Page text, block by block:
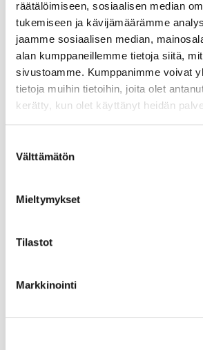
räätälöimiseen, sosiaalisen median
tukemiseen ja kävijämäärämme
jaamme sosiaalisen median,
alan kumppaneillemme tietoja siitä,
sivustoamme. Kumppanimme voivat
tietoja muihin tietoihin, joita olet
kerätty, kun olet käyttänyt heidän
valinta
Välttämätön
Mieltymykset
Tilastot
Markkinointi